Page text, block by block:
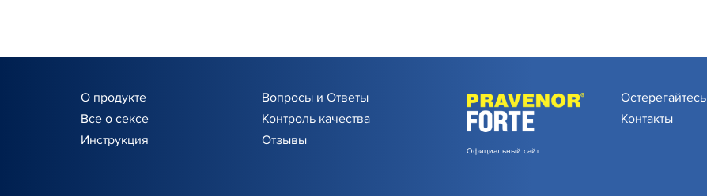
О продукте
Все о сексе
Инструкция
Вопросы и Ответы
Контроль качества
Отзывы
Официальный сайт
Остерегайтесь
Контакты